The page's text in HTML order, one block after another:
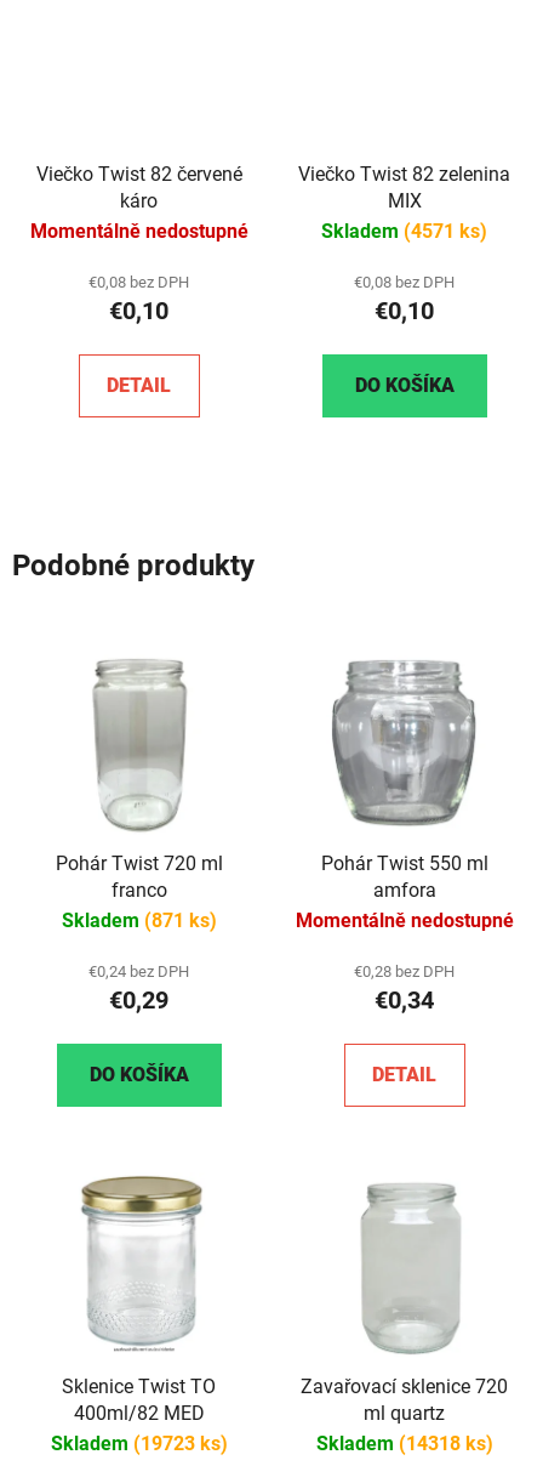
Viečko Twist 82 červené
káro
Momentálně nedostupné
€0,08 bez DPH
€0,10
DETAIL
Viečko Twist 82 zelenina
MIX
Skladem (4571 ks)
€0,08 bez DPH
€0,10
DO KOŠÍKA
Podobné produkty
Pohár Twist 720 ml
franco
Skladem (871 ks)
€0,24 bez DPH
€0,29
DO KOŠÍKA
Pohár Twist 550 ml
amfora
Momentálně nedostupné
€0,28 bez DPH
€0,34
DETAIL
Sklenice Twist TO
400ml/82 MED
Skladem (19723 ks)
Zavařovací sklenice 720
ml quartz
Skladem (14318 ks)